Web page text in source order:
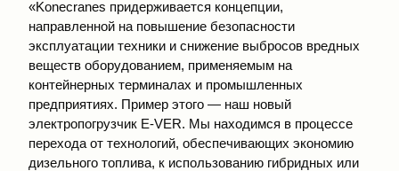
«Konecranes придерживается концепции,
направленной на повышение безопасности
эксплуатации техники и снижение выбросов вредных
веществ оборудованием, применяемым на
контейнерных терминалах и промышленных
предприятиях. Пример этого — наш новый
электропогрузчик E-VER. Мы находимся в процессе
перехода от технологий, обеспечивающих экономию
дизельного топлива, к использованию гибридных или